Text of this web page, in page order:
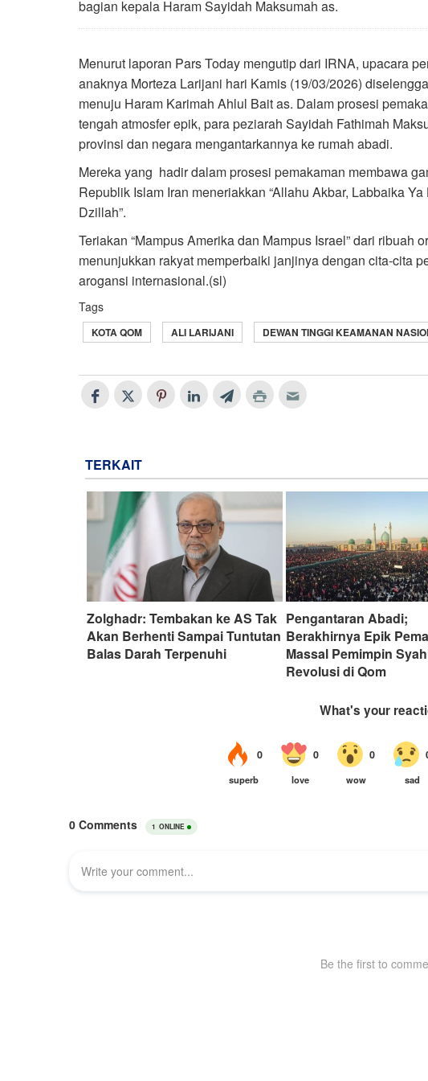
bagian kepala Haram Sayidah Maksumah as.
Menurut laporan Pars Today mengutip dari IRNA, upacara
anaknya Morteza Larijani hari Kamis (19/03/2026)
menuju Haram Karimah Ahlul Bait as. Dalam prosesi
tengah atmosfer epik, para peziarah Sayidah Fathimah
provinsi dan negara mengantarkannya ke rumah abadi.
Mereka yang hadir dalam prosesi pemakaman membawa
Republik Islam Iran meneriakkan “Allahu Akbar, Labbaika
Dzillah”.
Teriakan “Mampus Amerika dan Mampus Israel” dari ribuah
menunjukkan rakyat memperbaiki janjinya dengan cita-cita
arogansi internasional.(sl)
Tags
KOTA QOM ALI LARIJANI DEWAN TINGGI KEAMANAN
TERKAIT
Zolghadr: Tembakan ke AS Tak
Akan Berhenti Sampai Tuntutan
Balas Darah Terpenuhi
Pengantaran Abadi;
Berakhirnya Epik
Massal Pemimpin
Revolusi di Qom